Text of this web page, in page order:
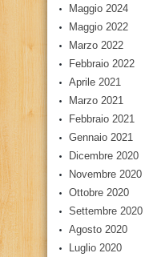
Maggio 2024
Maggio 2022
Marzo 2022
Febbraio 2022
Aprile 2021
Marzo 2021
Febbraio 2021
Gennaio 2021
Dicembre 2020
Novembre 2020
Ottobre 2020
Settembre 2020
Agosto 2020
Luglio 2020